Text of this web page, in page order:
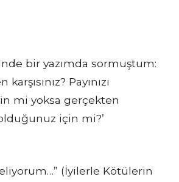
bir yazımda sormuştum:
karşısınız? Payınızı
mi yoksa gerçekten
olduğunuz için mi?’
(İyilerle Kötülerin